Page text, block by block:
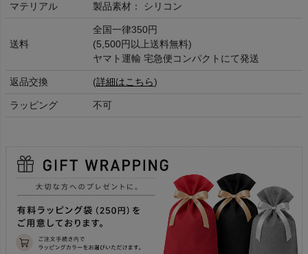
マテリアル 製品素材： シリコン
送料
全国一律350円
(5,500円以上送料無料)
ヤマト運輸 宅急便コンパクトにて発送
返品交換 (詳細はこちら)
ラッピング 不可